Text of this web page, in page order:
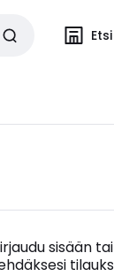
sisään